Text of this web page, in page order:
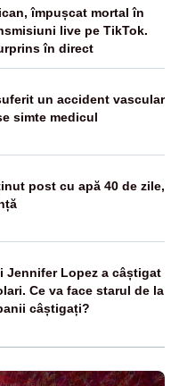
împușcat mortal în
live pe TikTok.
în direct
un accident vascular
simte medicul
post cu apă 40 de zile,
Jennifer Lopez a câștigat
Ce va face starul de la
câștigați?